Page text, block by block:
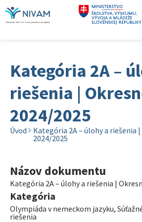
Kategória 2A –
riešenia |
2024/2025
Úvod
Kategória 2A – úlohy a riešenia
2024/2025
Názov dokumentu
Kategória 2A – úlohy a riešenia |
Kategória
Olympiáda v nemeckom jazyku,
riešenia